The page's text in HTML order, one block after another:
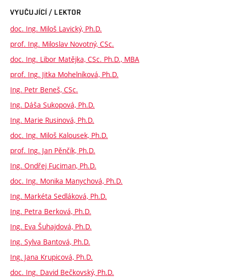
VYUČUJÍCÍ / LEKTOR
doc. Ing. Miloš Lavický, Ph.D.
prof. Ing. Miloslav Novotný, CSc.
doc. Ing. Libor Matějka, CSc. Ph.D., MBA
prof. Ing. Jitka Mohelníková, Ph.D.
Ing. Petr Beneš, CSc.
Ing. Dáša Sukopová, Ph.D.
Ing. Marie Rusinová, Ph.D.
doc. Ing. Miloš Kalousek, Ph.D.
prof. Ing. Jan Pěnčík, Ph.D.
Ing. Ondřej Fuciman, Ph.D.
doc. Ing. Monika Manychová, Ph.D.
Ing. Markéta Sedláková, Ph.D.
Ing. Petra Berková, Ph.D.
Ing. Eva Šuhajdová, Ph.D.
Ing. Sylva Bantová, Ph.D.
Ing. Jana Krupicová, Ph.D.
doc. Ing. David Bečkovský, Ph.D.